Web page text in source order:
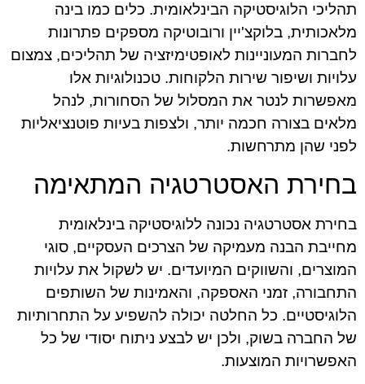
תהליכי הלוגיסטיקה הבינלאומית. כלים כמו בינה
מלאכותית, בלוקצ'יין ורובוטיקה מספקים פתרונות
לחברות המעוניינות לאופטימיזציה של תהליכים, צמצום
עלויות ושיפור שירות הלקוחות. טכנולוגיות אלו
מאפשרות לנטר את המסלול של הסחורות, לנהל
מלאים בצורה חכמה יותר, ולצפות בעיות פוטנציאליות
לפני שהן מתרחשות.
בחירת האסטרטגיה המתאימה
בחירת אסטרטגיה נכונה ללוגיסטיקה בינלאומית
מחייבת הבנה מעמיקה של הצרכים העסקיים, סוגי
המוצרים, והשווקים המיועדים. יש לשקול את עלויות
התחבורה, זמני האספקה, והאמינות של השותפים
הלוגיסטיים. כל החלטה יכולה להשפיע על התחרותיות
של החברה בשוק, ולכן יש לבצע ניתוח יסודי של כל
האפשרויות המוצעות.